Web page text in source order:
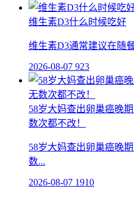
维生素D3什么时候吃好
维生素D3通常建议在随
2026-08-07 923
58岁大妈查出卵巢癌晚
数次都不改！
58岁大妈查出卵巢癌晚
数...
2026-08-07 1910